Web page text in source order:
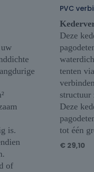
is.
of
PVC
Deze
tenten
structuur
Deze
tot één
€ 29,10